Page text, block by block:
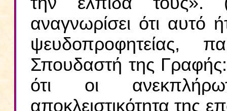
αναγνωρίσει ότι αυτό
ψευδοπροφητείας,
Σπουδαστή της
ότι οι
αποκλειστικότητα της